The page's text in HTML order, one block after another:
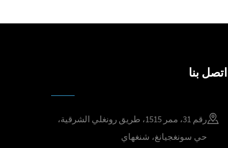
اتصل بنا
رقم 31، ممر 1515، طريق رونغلي الشرقية،
حي سونغجيانغ، شنغهاي